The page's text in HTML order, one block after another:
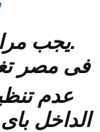
.يجب
فى مصر
عدم
الداخل